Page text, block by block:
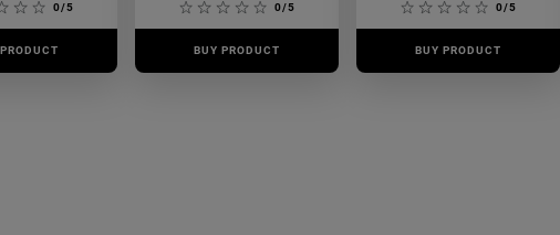
0/5 0/5
BUY PRODUCT
0/5
BUY PRODUCT